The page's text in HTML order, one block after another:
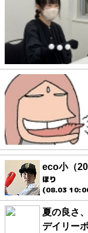
eco小（
ほり
(08.03
夏の良さ
デイリー